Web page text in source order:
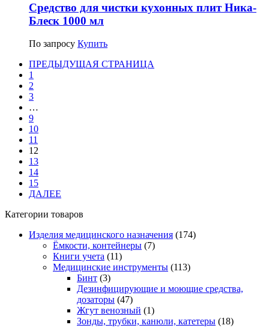
Средство для чистки кухонных плит Ника-
Блеск 1000 мл
По запросу Купить
ПРЕДЫДУЩАЯ СТРАНИЦА
1
2
3
…
9
10
11
12
13
14
15
ДАЛЕЕ
Категории товаров
Изделия медицинского назначения (174)
Ёмкости, контейнеры (7)
Книги учета (11)
Медицинские инструменты (113)
Бинт (3)
Дезинфицирующие и моющие средства,
дозаторы (47)
Жгут венозный (1)
Зонды, трубки, канюли, катетеры (18)